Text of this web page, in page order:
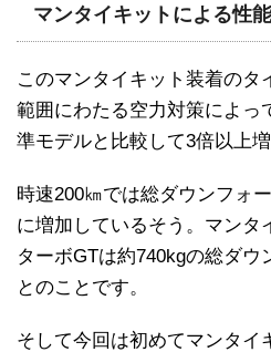
マンタイキットによる性
このマンタイキット装着のタ
範囲にわたる空力対策によっ
準モデルと比較して3倍以上
時速200㎞では総ダウンフォ
に増加しているそう。マンタ
ターボGTは約740kgの総ダウ
とのことです。
そして今回は初めてマンタイ